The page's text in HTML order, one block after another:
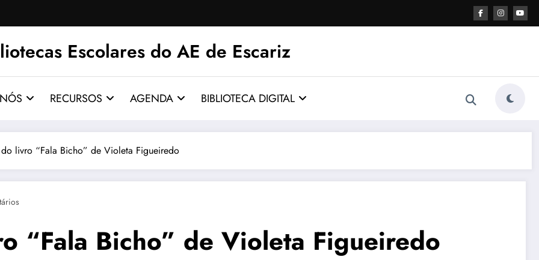
Escolares do AE de Escariz
RECURSOS AGENDA BIBLIOTECA DIGITAL
livro “Fala Bicho” de Violeta Figueiredo
“Fala Bicho” de Violeta Figueiredo